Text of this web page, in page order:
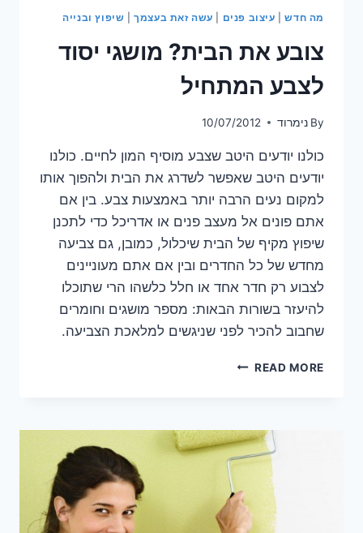
מה חדש| עיצוב פנים עשה זאת בעצמך| שיפוץ ובנייה
צובע את הבית? מושגי יסוד
לצבע המתחיל
By נימרוד 10/07/2012
כולנו יודעים היטב שצבע מוסיף המון לחיים. כולנו
יודעים היטב שאפשר לשדרג את הבית ולהפוך אותו
למקום נעים הרבה יותר באמצעות צבע. בין אם
אתם פונים אל מעצב פנים או אדריכל כדי לתכנן
שיפוץ מקיף של הבית שיכלול, כמובן, גם צביעה
מחדש של כל החדרים ובין אם אתם מעוניינים
לצבוע רק חדר אחד או חלל כלשהו הרי שתוכלו
להיעזר בשורות הבאות: מספר מושגים וחומרים
שחבוב להכיר לפני שניגשים למלאכת הצביעה.
READ MOREצובע
יסוד
לצבע
המתחיל